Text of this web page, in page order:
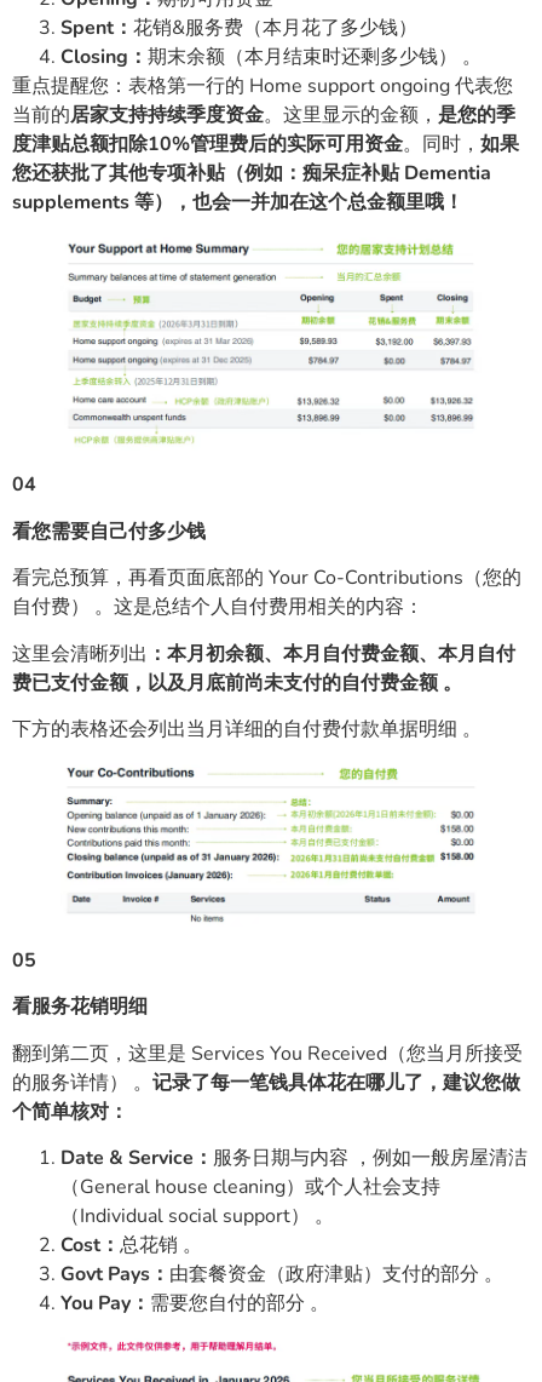
Spent： 花销&服务费（本月花了多少钱）
Closing： 期末余额（本月结束时还剩多少钱） 。
重点提醒您：表格第一行的 Home support ongoing 代表您
当前的居家支持持续季度资金。这里显示的金额， 是您的季
度津贴总额扣除10%管理费后的实际可用资金。同时， 如果
您还获批了其他专项补贴（例如：痴呆症补贴 Dementia
supplements 等），也会一并加在这个总金额里哦！
04
看您需要自己付多少钱
看完总预算，再看页面底部的 Your Co-Contributions（您的
自付费） 。这是总结个人自付费用相关的内容：
这里会清晰列出 ：本月初余额、本月自付费金额、本月自付
费已支付金额，以及月底前尚未支付的自付费金额 。
下方的表格还会列出当月详细的自付费付款单据明细 。
05
看服务花销明细
翻到第二页，这里是 Services You Received（您当月所接受
的服务详情） 。 记录了每一笔钱具体花在哪儿了，建议您做
个简单核对：
Date & Service： 服务日期与内容 ，例如一般房屋清洁
（General house cleaning）或个人社会支持
（Individual social support） 。
Cost： 总花销 。
Govt Pays： 由套餐资金（政府津贴）支付的部分 。
You Pay： 需要您自付的部分 。